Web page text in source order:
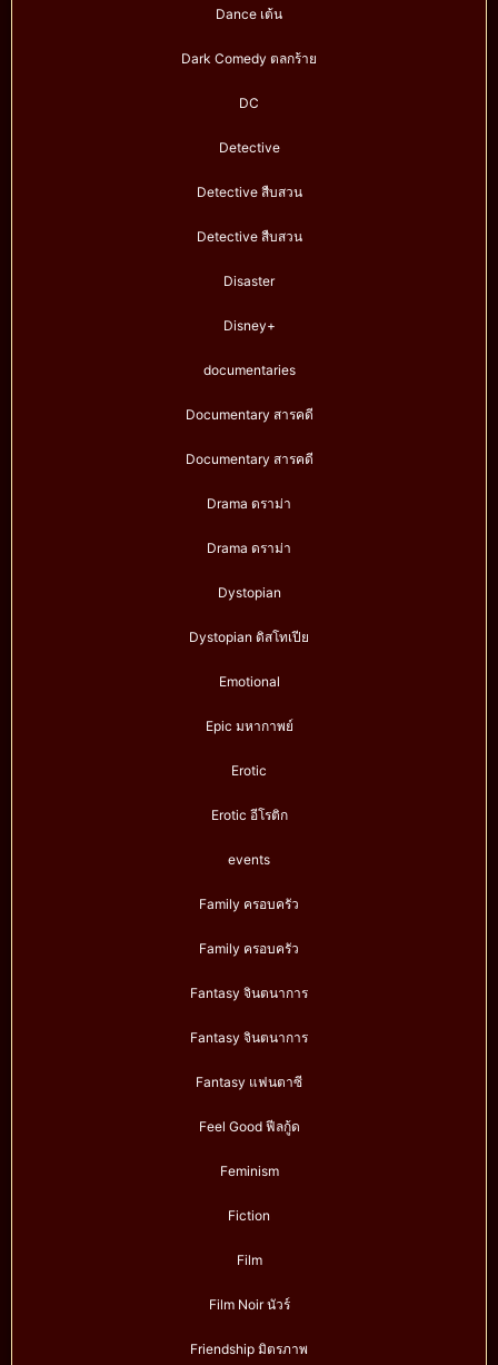
Dance เต้น
Dark Comedy ตลกร้าย
DC
Detective
Detective สืบสวน
Detective สืบสวน
Disaster
Disney+
documentaries
Documentary สารคดี
Documentary สารคดี
Drama ดราม่า
Drama ดราม่า
Dystopian
Dystopian ดิสโทเปีย
Emotional
Epic มหากาพย์
Erotic
Erotic อีโรติก
events
Family ครอบครัว
Family ครอบครัว
Fantasy จินตนาการ
Fantasy จินตนาการ
Fantasy แฟนตาซี
Feel Good ฟีลกู้ด
Feminism
Fiction
Film
Film Noir นัวร์
Friendship มิตรภาพ